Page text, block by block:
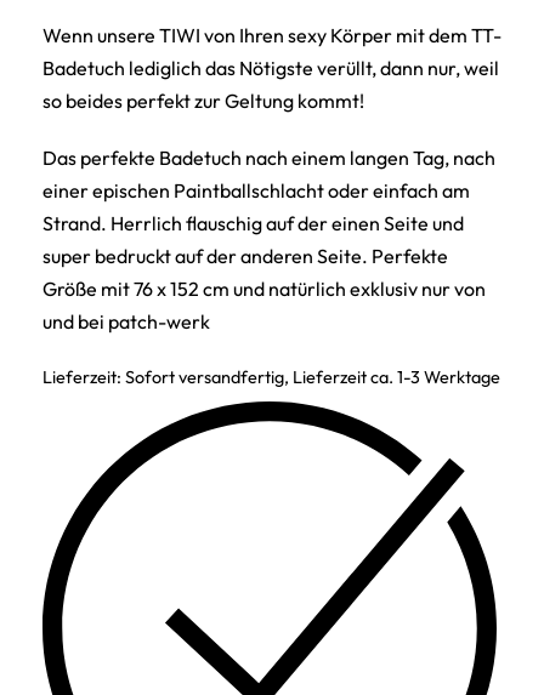
Wenn unsere TIWI von Ihren sexy Körper mit dem TT-
Badetuch lediglich das Nötigste verüllt, dann nur, weil
so beides perfekt zur Geltung kommt!
Das perfekte Badetuch nach einem langen Tag, nach
einer epischen Paintballschlacht oder einfach am
Strand. Herrlich flauschig auf der einen Seite und
super bedruckt auf der anderen Seite. Perfekte
Größe mit 76 x 152 cm und natürlich exklusiv nur von
und bei patch-werk
Lieferzeit: Sofort versandfertig, Lieferzeit ca. 1-3 Werktage